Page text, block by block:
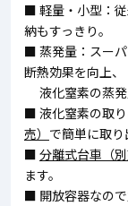
■ 軽量・小型：
納もすっきり。
■ 蒸発量：スー
断熱効果を向上、
液化窒素の蒸発
■ 液化窒素の取
売） で簡単に取り
■ 分離式台車（別
ます。
■ 開放容器なので